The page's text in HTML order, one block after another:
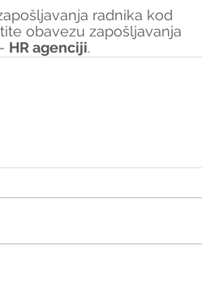
radnika kod
obavezu zapošljavanja
HR agenciji.